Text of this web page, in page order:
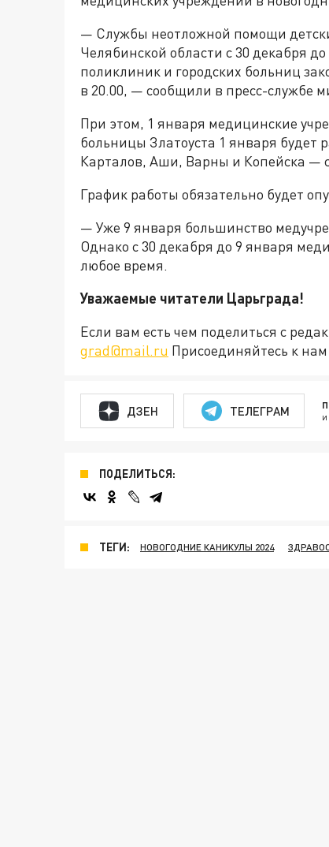
— Службы неотложной помощи
Челябинской области с 30 декабря
поликлиник и городских больниц
в 20.00, — сообщили в пресс-службе
При этом, 1 января медицинские
больницы Златоуста 1 января будет
Карталов, Аши, Варны и Копейска — с
График работы обязательно будет
— Уже 9 января большинство
Однако с 30 декабря до 9 января
любое время.
Уважаемые читатели Царьграда!
Если вам есть чем поделиться с
grad@mail.ru Присоединяйтесь к
ДЗЕН ТЕЛЕГРАМ
ПОДЕЛИТЬСЯ:
ТЕГИ: НОВОГОДНИЕ КАНИКУЛЫ 2024